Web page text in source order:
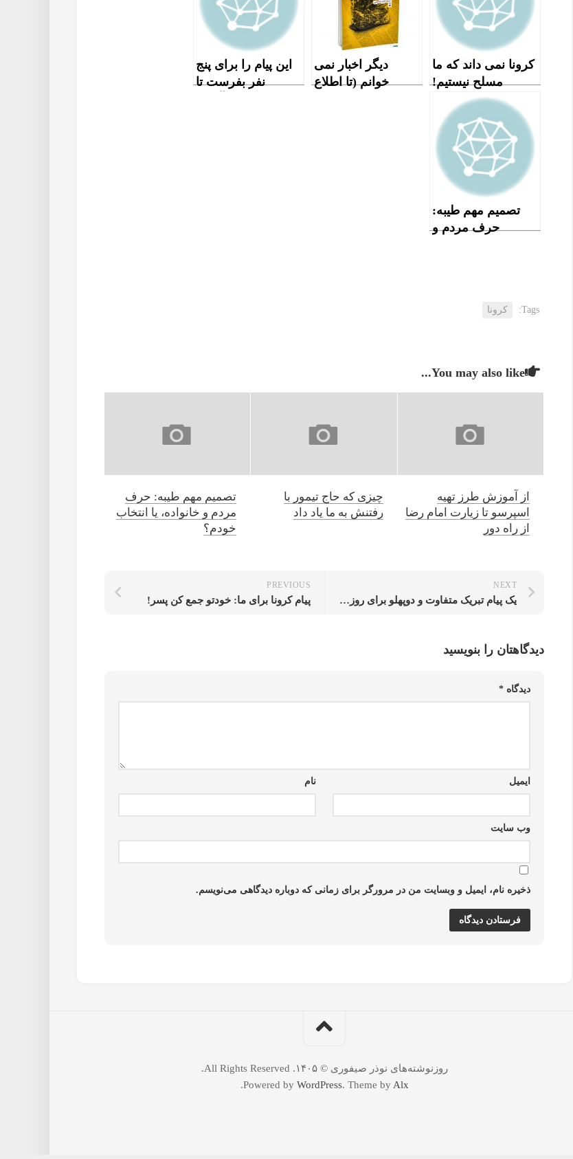
کرونا نمی داند که ما
مسلح نیستیم!
دیگر اخبار نمی
خوانم (تا اطلاع
این پیام را برای پنج
نفر بفرست تا
تصمیم مهم طیبه:
حرف مردم و
Tags: کرونا
You may also like...
تصمیم مهم طیبه: حرف
مردم و خانواده، یا انتخاب
خودم؟
چیزی که حاج تیمور با
رفتنش به ما یاد داد
از آموزش طرز تهیه
اسپرسو تا زیارت امام رضا
از راه دور
NEXT
یک پیام تبریک متفاوت و دوپهلو برای روز معلم
PREVIOUS
پیام کرونا برای ما: خودتو جمع کن پسر!
دیدگاهتان را بنویسید
دیدگاه *
نام ایمیل
وب‌ سایت
ذخیره نام، ایمیل و وبسایت من در مرورگر برای زمانی که دوباره دیدگاهی می‌نویسم.
روزنوشته‌های نوذر صیفوری © ۱۴۰۵. All Rights Reserved.
Powered by WordPress. Theme by Alx
.